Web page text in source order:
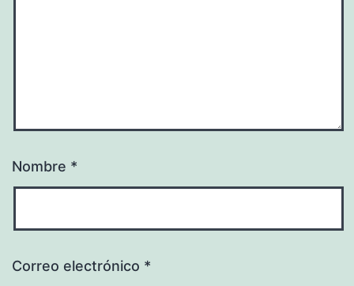
Nombre *
Correo electrónico *